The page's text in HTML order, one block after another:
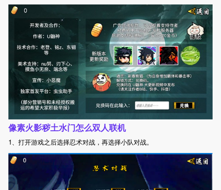
像素火影秽土水门怎么双人联机
1、打开游戏之后选择忍术对战，再选择小队对战。